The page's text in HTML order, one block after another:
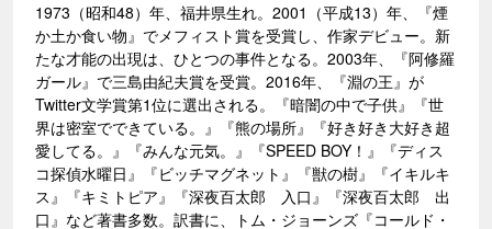
1973（昭和48）年、福井県生れ。2001（平成13）年、『煙
か土か食い物』でメフィスト賞を受賞し、作家デビュー。新
たな才能の出現は、ひとつの事件となる。2003年、『阿修羅
ガール』で三島由紀夫賞を受賞。2016年、『淵の王』が
Twitter文学賞第1位に選出される。『暗闇の中で子供』『世
界は密室でできている。』『熊の場所』『好き好き大好き超
愛してる。』『みんな元気。』『SPEED BOY！』『ディス
コ探偵水曜日』『ビッチマグネット』『獣の樹』『イキルキ
ス』『キミトピア』『深夜百太郎 入口』『深夜百太郎 出
口』など著書多数。訳書に、トム・ジョーンズ『コールド・